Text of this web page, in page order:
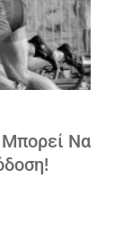
Μπορεί Να